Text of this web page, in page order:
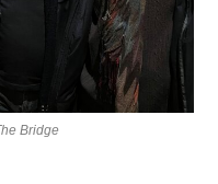
Bridge